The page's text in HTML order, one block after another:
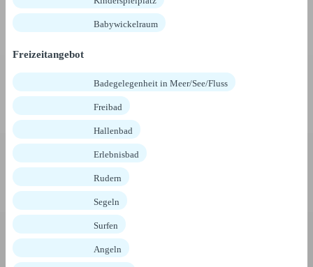
Babywickelraum
Freizeitangebot
Badegelegenheit in Meer/See/Fluss
Freibad
Hallenbad
Erlebnisbad
Rudern
Segeln
Surfen
Angeln